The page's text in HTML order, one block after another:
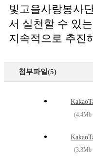
빛고을사랑봉사
서 실천할 수 있
지속적으로 추진
첨부파일(5)
(4.4Mb
(3.3Mb